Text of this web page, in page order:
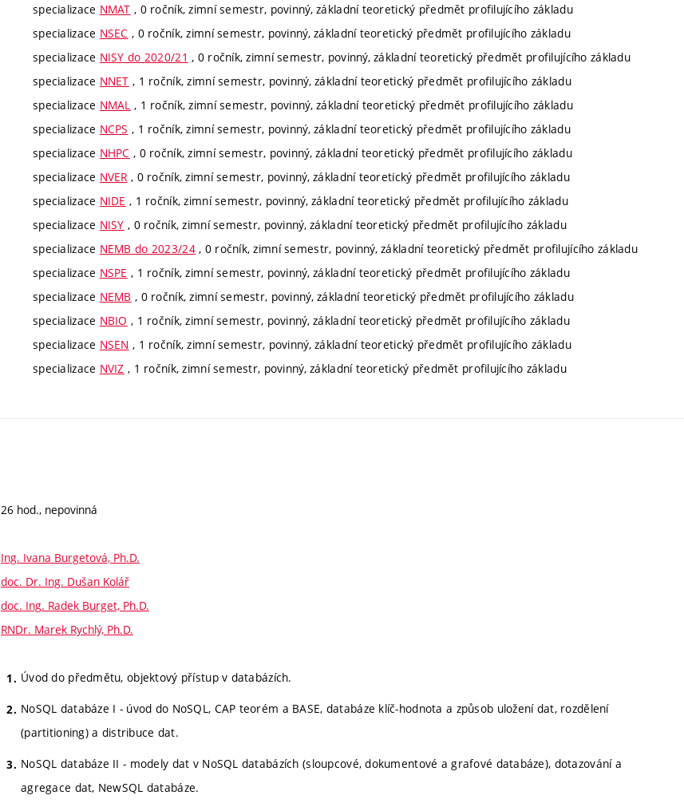
specializace NMAT , 0 ročník, zimní semestr, povinný, základní teoretický předmět profilujícího základu
specializace NSEC , 0 ročník, zimní semestr, povinný, základní teoretický předmět profilujícího základu
specializace NISY do 2020/21 , 0 ročník, zimní semestr, povinný, základní teoretický předmět profilujícího základu
specializace NNET , 1 ročník, zimní semestr, povinný, základní teoretický předmět profilujícího základu
specializace NMAL , 1 ročník, zimní semestr, povinný, základní teoretický předmět profilujícího základu
specializace NCPS , 1 ročník, zimní semestr, povinný, základní teoretický předmět profilujícího základu
specializace NHPC , 0 ročník, zimní semestr, povinný, základní teoretický předmět profilujícího základu
specializace NVER , 0 ročník, zimní semestr, povinný, základní teoretický předmět profilujícího základu
specializace NIDE , 1 ročník, zimní semestr, povinný, základní teoretický předmět profilujícího základu
specializace NISY , 0 ročník, zimní semestr, povinný, základní teoretický předmět profilujícího základu
specializace NEMB do 2023/24, 0 ročník, zimní semestr, povinný, základní teoretický předmět profilujícího základu
specializace NSPE , 1 ročník, zimní semestr, povinný, základní teoretický předmět profilujícího základu
specializace NEMB , 0 ročník, zimní semestr, povinný, základní teoretický předmět profilujícího základu
specializace NBIO , 1 ročník, zimní semestr, povinný, základní teoretický předmět profilujícího základu
specializace NSEN , 1 ročník, zimní semestr, povinný, základní teoretický předmět profilujícího základu
specializace NVIZ , 1 ročník, zimní semestr, povinný, základní teoretický předmět profilujícího základu
26 hod., nepovinná
Ing. Ivana Burgetová, Ph.D.
doc. Dr. Ing. Dušan Kolář
doc. Ing. Radek Burget, Ph.D.
RNDr. Marek Rychlý, Ph.D.
Úvod do předmětu, objektový přístup v databázích.
NoSQL databáze I - úvod do NoSQL, CAP teorém a BASE, databáze klíč-hodnota a způsob uložení dat, rozdělení
(partitioning) a distribuce dat.
NoSQL databáze II - modely dat v NoSQL databázích (sloupcové, dokumentové a grafové databáze), dotazování a
agregace dat, NewSQL databáze.